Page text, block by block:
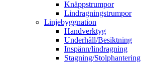
Knäppstrumpor
Lindragningstrumpor
Linjebyggnation
Handverktyg
Underhåll/Besiktning
Inspänn/lindragning
Stagning/Stolphantering